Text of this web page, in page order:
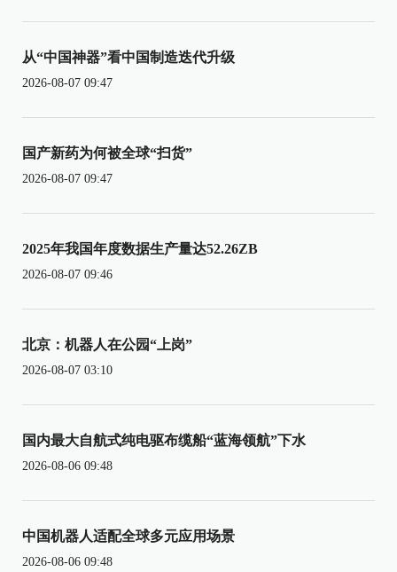
从“中国神器”看中国制造迭代升级
2026-08-07 09:47
国产新药为何被全球“扫货”
2026-08-07 09:47
2025年我国年度数据生产量达52.26ZB
2026-08-07 09:46
北京：机器人在公园“上岗”
2026-08-07 03:10
国内最大自航式纯电驱布缆船“蓝海领航”下水
2026-08-06 09:48
中国机器人适配全球多元应用场景
2026-08-06 09:48